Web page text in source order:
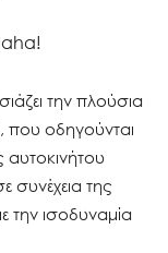
την πλούσια
που οδηγούνται
συνέχεια της
την ισοδυναμία